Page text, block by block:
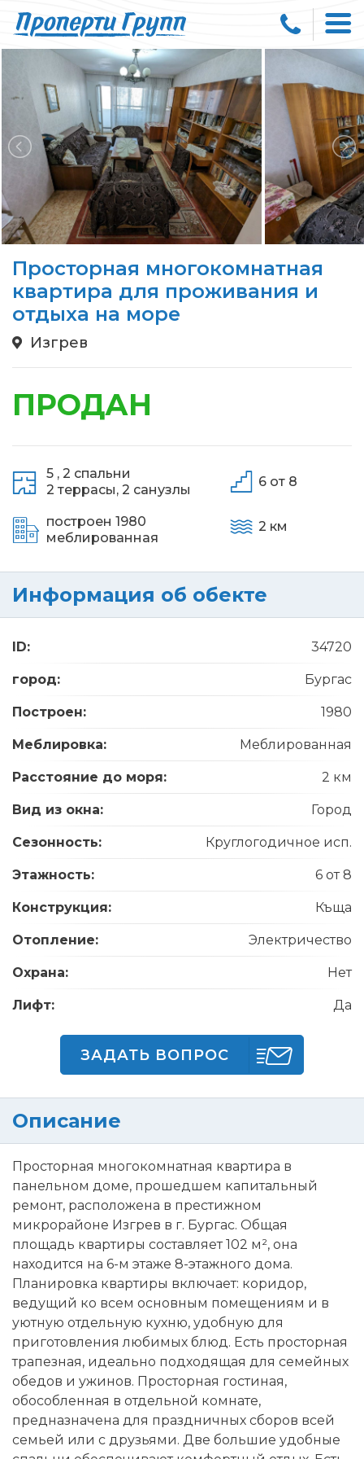
Просторная многокомнатная
квартира для проживания и
отдыха на море
Изгрев
ПРОДАН
5 , 2 спальни
2 террасы, 2 санузлы
построен 1980
меблированная
6 от 8
2 км
Информация об обекте
ID: 34720
город: Бургас
Построен: 1980
Меблировка: Меблированная
Расстояние до моря: 2 км
Вид из окна: Город
Сезонность: Круглогодичное исп.
Этажность: 6 от 8
Конструкция: Къща
Отопление: Электричество
Охрана: Нет
Лифт: Да
ЗАДАТЬ ВОПРОС
Описание
Просторная многокомнатная квартира в
панельном доме, прошедшем капитальный
ремонт, расположена в престижном
микрорайоне Изгрев в г. Бургас. Общая
площадь квартиры составляет 102 м², она
находится на 6-м этаже 8-этажного дома.
Планировка квартиры включает: коридор,
ведущий ко всем основным помещениям и в
уютную отдельную кухню, удобную для
приготовления любимых блюд. Есть просторная
трапезная, идеально подходящая для семейных
обедов и ужинов. Просторная гостиная,
обособленная в отдельной комнате,
предназначена для праздничных сборов всей
семьей или с друзьями. Две большие удобные